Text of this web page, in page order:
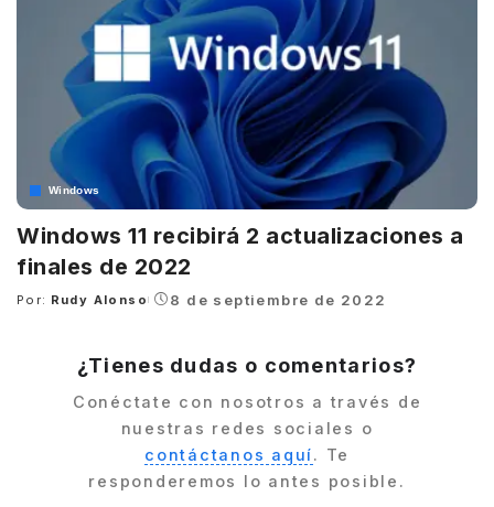
Windows
Windows 11 recibirá 2 actualizaciones a
finales de 2022
Posted
Por: Rudy Alonso 8 de septiembre de 2022
¿Tienes dudas o comentarios?
Conéctate con nosotros a través de
nuestras redes sociales o
contáctanos aquí. Te
responderemos lo antes posible.